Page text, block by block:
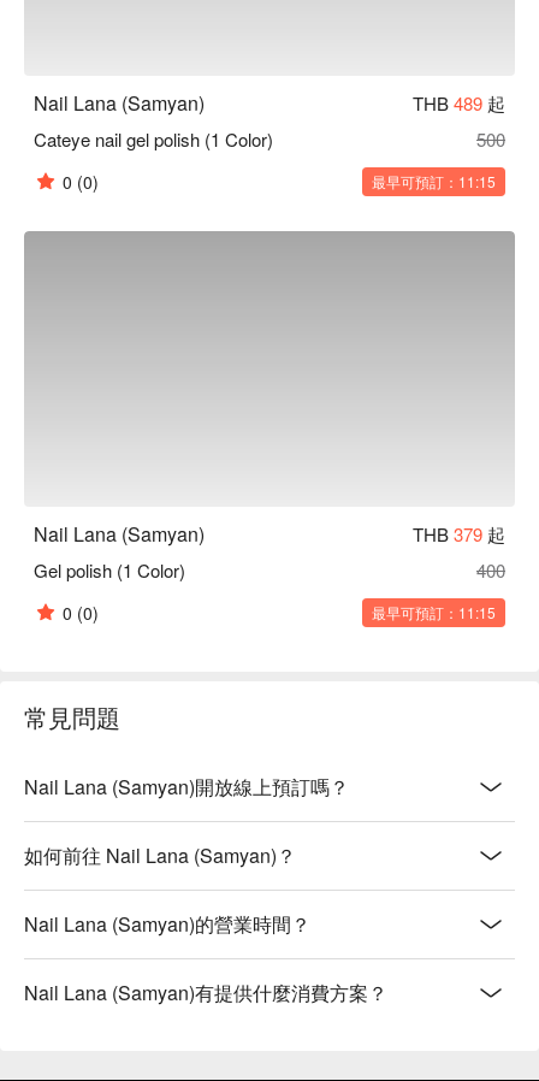
Nail Lana (Samyan) THB489 起
Cateye nail gel polish (1 Color)
500
0 (0) 最早可預訂：11:15
Nail Lana (Samyan) THB379 起
Gel polish (1 Color)
400
0 (0) 最早可預訂：11:15
常見問題
Nail Lana (Samyan)開放線上預訂嗎？
如何前往 Nail Lana (Samyan)？
Nail Lana (Samyan)的營業時間？
Nail Lana (Samyan)有提供什麼消費方案？